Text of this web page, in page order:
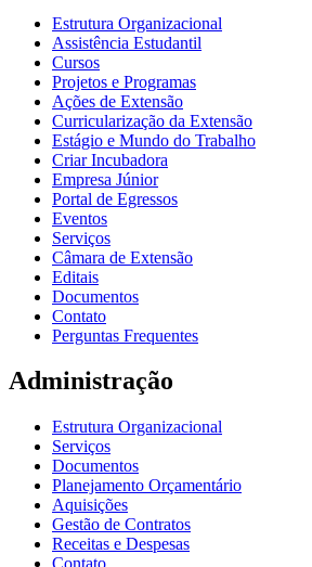
Estrutura Organizacional
Assistência Estudantil
Cursos
Projetos e Programas
Ações de Extensão
Curricularização da Extensão
Estágio e Mundo do Trabalho
Criar Incubadora
Empresa Júnior
Portal de Egressos
Eventos
Serviços
Câmara de Extensão
Editais
Documentos
Contato
Perguntas Frequentes
Administração
Estrutura Organizacional
Serviços
Documentos
Planejamento Orçamentário
Aquisições
Gestão de Contratos
Receitas e Despesas